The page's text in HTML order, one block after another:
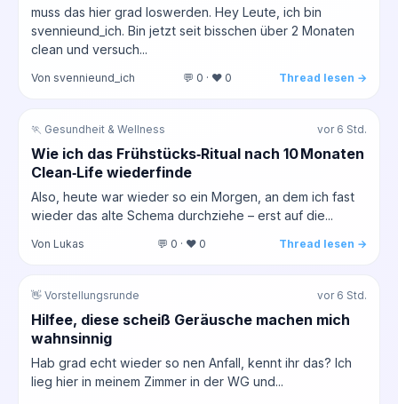
muss das hier grad loswerden. Hey Leute, ich bin
svennieund_ich. Bin jetzt seit bisschen über 2 Monaten
clean und versuch...
Von svennieund_ich 💬 0 · ❤️ 0 Thread lesen →
🏃 Gesundheit & Wellness vor 6 Std.
Wie ich das Frühstücks‑Ritual nach 10 Monaten
Clean‑Life wiederfinde
Also, heute war wieder so ein Morgen, an dem ich fast
wieder das alte Schema durchziehe – erst auf die...
Von Lukas 💬 0 · ❤️ 0 Thread lesen →
👋 Vorstellungsrunde vor 6 Std.
Hilfee, diese scheiß Geräusche machen mich
wahnsinnig
Hab grad echt wieder so nen Anfall, kennt ihr das? Ich
lieg hier in meinem Zimmer in der WG und...